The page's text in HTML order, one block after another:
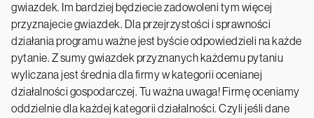
gwiazdek. Im bardziej będziecie zadowoleni tym więcej
przyznajecie gwiazdek. Dla przejrzystości i sprawności
działania programu ważne jest byście odpowiedzieli na każde
pytanie. Z sumy gwiazdek przyznanych każdemu pytaniu
wyliczana jest średnia dla firmy w kategorii ocenianej
działalności gospodarczej. Tu ważna uwaga! Firmę oceniamy
oddzielnie dla każdej kategorii działalności. Czyli jeśli dane